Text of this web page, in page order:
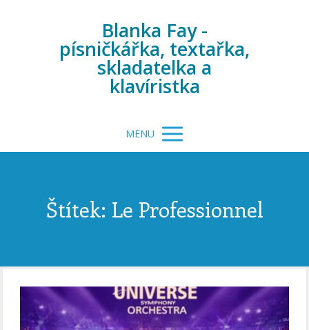
Blanka Fay -
písničkářka, textařka,
skladatelka a
klavíristka
MENU
Štítek: Le Professionnel